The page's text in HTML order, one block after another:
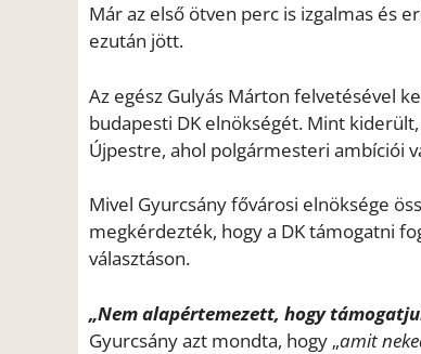
Már az első ötven perc is izgalmas és
ezután jött.
Az egész Gulyás Márton felvetésével
budapesti DK elnökségét. Mint
Újpestre, ahol polgármesteri ambíciói
Mivel Gyurcsány fővárosi elnöksége
megkérdezték, hogy a DK támogatni
választáson.
„Nem alapértemezett, hogy
Gyurcsány azt mondta, hogy „amit